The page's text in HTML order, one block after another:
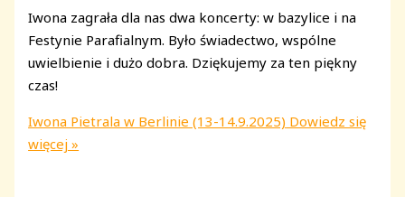
Iwona zagrała dla nas dwa koncerty: w bazylice i na
Festynie Parafialnym. Było świadectwo, wspólne
uwielbienie i dużo dobra. Dziękujemy za ten piękny
czas!
Iwona Pietrala w Berlinie (13-14.9.2025) Dowiedz się
więcej »